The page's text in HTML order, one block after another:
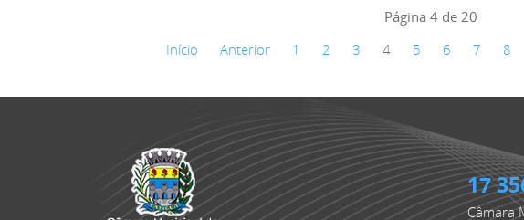
Página 4 de 20
Início
Anterior 1 2 3 4 5 6 7 8
17
Câmara